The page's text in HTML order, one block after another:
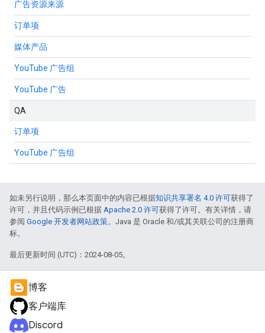
广告资源来源
订单项
媒体产品
YouTube 广告组
YouTube 广告
QA
订单项
YouTube 广告组
如未另行说明，那么本页面中的内容已根据知识共享署名 4.0 许可获得了
许可，并且代码示例已根据 Apache 2.0 许可获得了许可。有关详情，请
参阅 Google 开发者网站政策。Java 是 Oracle 和/或其关联公司的注册商
标。
最后更新时间 (UTC)：2024-08-05。
博客
客户端库
Discord